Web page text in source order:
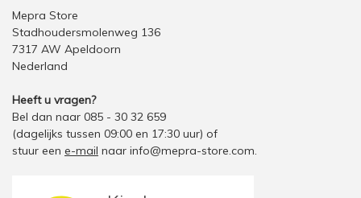
Mepra Store
Stadhoudersmolenweg 136
7317 AW Apeldoorn
Nederland
Heeft u vragen?
Bel dan naar 085 - 30 32 659
(dagelijks tussen 09:00 en 17:30 uur) of
stuur een e-mail naar info@mepra-store.com.